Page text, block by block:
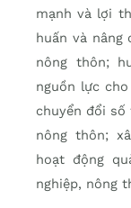
mạnh và lợi
huấn và nâng
nông thôn;
nguồn lực
chuyển đổi
nông thôn;
hoạt động
nghiệp, nông